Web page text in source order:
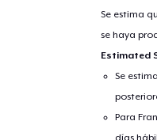
Se estima
se haya
Estimated
Se
Para
días